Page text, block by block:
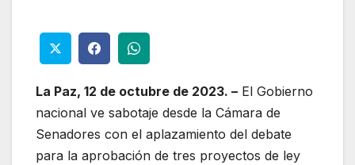
La Paz, 12 de octubre de 2023. – El Gobierno
nacional ve sabotaje desde la Cámara de
Senadores con el aplazamiento del debate
para la aprobación de tres proyectos de ley